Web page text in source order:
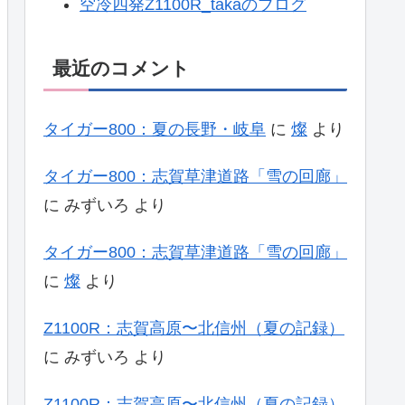
空冷四発Z1100R_takaのブログ
最近のコメント
タイガー800：夏の長野・岐阜 に 燦 より
タイガー800：志賀草津道路「雪の回廊」
に みずいろ より
タイガー800：志賀草津道路「雪の回廊」
に 燦 より
Z1100R：志賀高原〜北信州（夏の記録）
に みずいろ より